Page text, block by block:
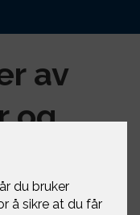
av
og
trenger av flagg,